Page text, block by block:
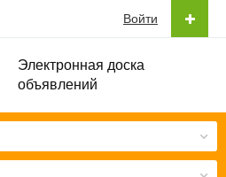
Электронная доска
объявлений
Войти